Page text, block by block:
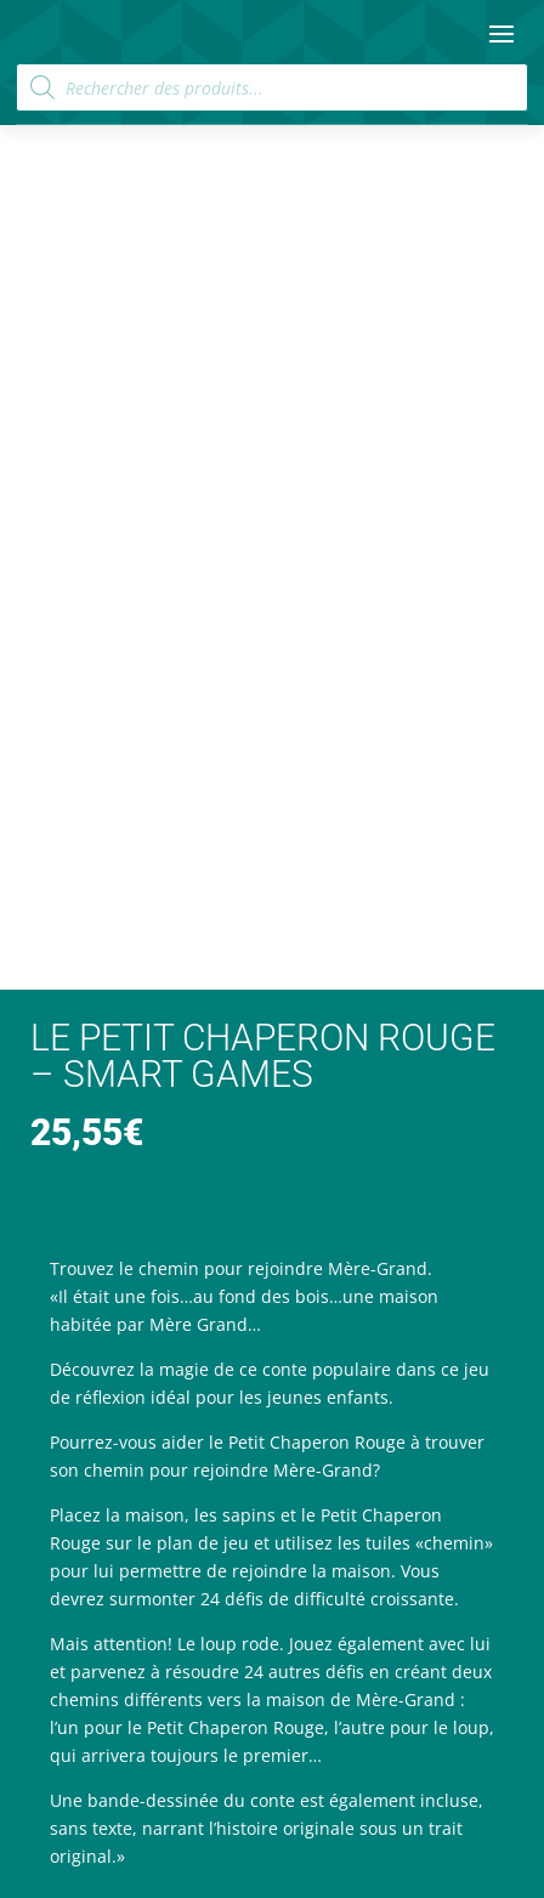
Recherche
de
produits
LE PETIT CHAPERON ROUGE
– SMART GAMES
25,55€
Trouvez le chemin pour rejoindre Mère-Grand.
«Il était une fois…au fond des bois…une maison
habitée par Mère Grand…
Découvrez la magie de ce conte populaire dans ce jeu
de réflexion idéal pour les jeunes enfants.
Pourrez-vous aider le Petit Chaperon Rouge à trouver
son chemin pour rejoindre Mère-Grand?
Placez la maison, les sapins et le Petit Chaperon
Rouge sur le plan de jeu et utilisez les tuiles «chemin»
pour lui permettre de rejoindre la maison. Vous
devrez surmonter 24 défis de difficulté croissante.
Mais attention! Le loup rode. Jouez également avec lui
et parvenez à résoudre 24 autres défis en créant deux
chemins différents vers la maison de Mère-Grand :
l’un pour le Petit Chaperon Rouge, l’autre pour le loup,
qui arrivera toujours le premier…
Une bande-dessinée du conte est également incluse,
sans texte, narrant l’histoire originale sous un trait
original.»